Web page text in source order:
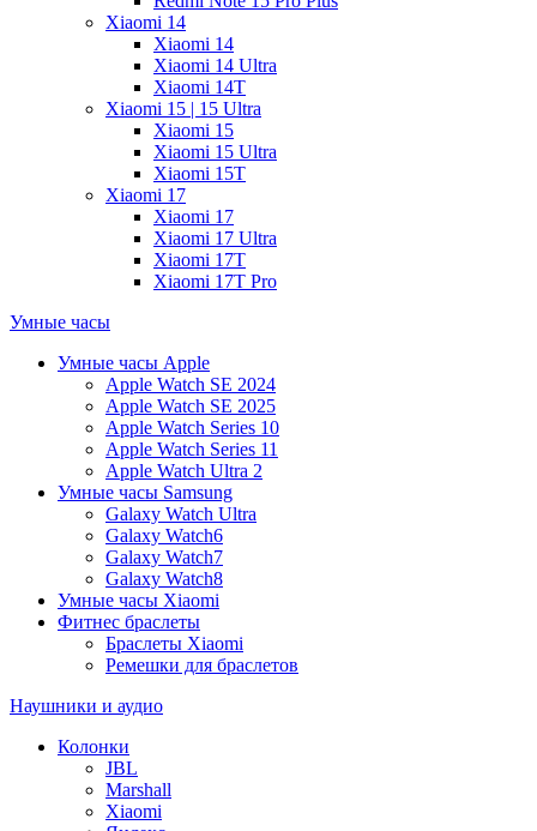
Xiaomi 14
Xiaomi 14
Xiaomi 14 Ultra
Xiaomi 14T
Xiaomi 15 | 15 Ultra
Xiaomi 15
Xiaomi 15 Ultra
Xiaomi 15T
Xiaomi 17
Xiaomi 17
Xiaomi 17 Ultra
Xiaomi 17T
Xiaomi 17T Pro
Умные часы
Умные часы Apple
Apple Watch SE 2024
Apple Watch SE 2025
Apple Watch Series 10
Apple Watch Series 11
Apple Watch Ultra 2
Умные часы Samsung
Galaxy Watch Ultra
Galaxy Watch6
Galaxy Watch7
Galaxy Watch8
Умные часы Xiaomi
Фитнес браслеты
Браслеты Xiaomi
Ремешки для браслетов
Наушники и аудио
Колонки
JBL
Marshall
Xiaomi